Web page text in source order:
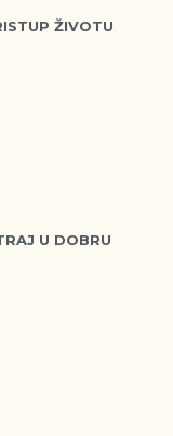
ŽIVOTU
U DOBRU